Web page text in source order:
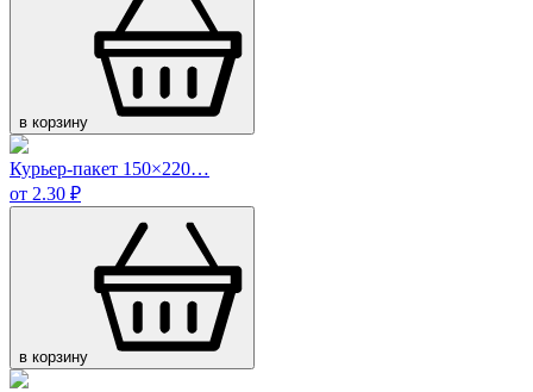
в корзину
Курьер-пакет 150×220…
от 2.30 ₽
в корзину